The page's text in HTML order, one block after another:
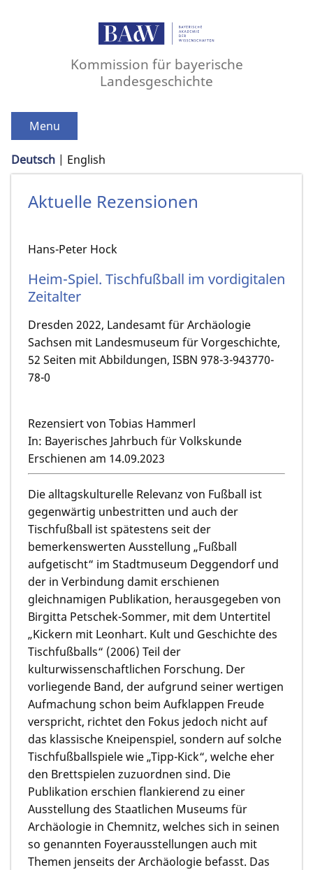
Kommission für bayerische
Landesgeschichte
Menu
Deutsch English
Aktuelle Rezensionen
Hans-Peter Hock
Heim-Spiel. Tischfußball im vordigitalen
Zeitalter
Dresden 2022, Landesamt für Archäologie
Sachsen mit Landesmuseum für Vorgeschichte,
52 Seiten mit Abbildungen, ISBN 978-3-943770-
78-0
Rezensiert von Tobias Hammerl
In: Bayerisches Jahrbuch für Volkskunde
Erschienen am 14.09.2023
Die alltagskulturelle Relevanz von Fußball ist
gegenwärtig unbestritten und auch der
Tischfußball ist spätestens seit der
bemerkenswerten Ausstellung „Fußball
aufgetischt“ im Stadtmuseum Deggendorf und
der in Verbindung damit erschienen
gleichnamigen Publikation, herausgegeben von
Birgitta Petschek-Sommer, mit dem Untertitel
„Kickern mit Leonhart. Kult und Geschichte des
Tischfußballs“ (2006) Teil der
kulturwissenschaftlichen Forschung. Der
vorliegende Band, der aufgrund seiner wertigen
Aufmachung schon beim Aufklappen Freude
verspricht, richtet den Fokus jedoch nicht auf
das klassische Kneipenspiel, sondern auf solche
Tischfußballspiele wie „Tipp-Kick“, welche eher
den Brettspielen zuzuordnen sind. Die
Publikation erschien flankierend zu einer
Ausstellung des Staatlichen Museums für
Archäologie in Chemnitz, welches sich in seinen
so genannten Foyerausstellungen auch mit
Themen jenseits der Archäologie befasst. Das